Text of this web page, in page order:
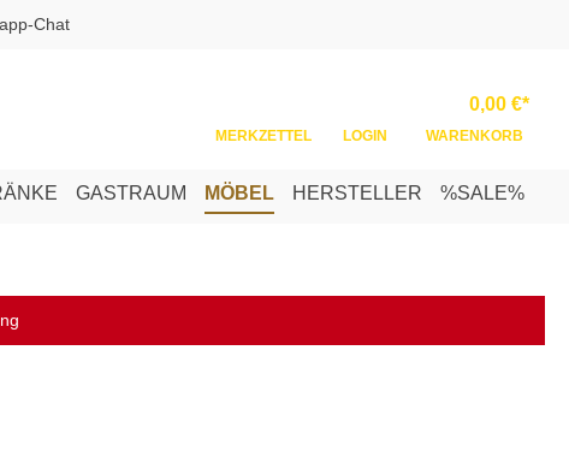
Chat
MERKZETTEL LOGIN
0,00 €*
WARENKORB
GASTRAUM MÖBEL HERSTELLER %SALE%